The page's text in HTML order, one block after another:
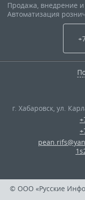
Продажа, внедрение
Автоматизация
г. Хабаровск, ул.
© ООО «Русские